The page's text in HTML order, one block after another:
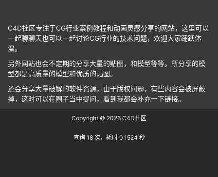
C4D社区专注于CG行业案例教程和动画灵感分享的网站，这里可以
一起聊聊天也可以一起讨论CG行业的技术问题，欢迎大家踊跃体
温。
另外网站也会不定期的分享大量的贴图，和模型等等。所分享的模
型都是高质量的模型和优质的贴图。
还会分享大量破解的软件资源，由于版权问题，有些内容会被屏蔽
掉，这时可以在圈子当中提问，看到我都会补充一下链接。
Copyright © 2026 C4D社区
查询 18 次，耗时 0.1524 秒